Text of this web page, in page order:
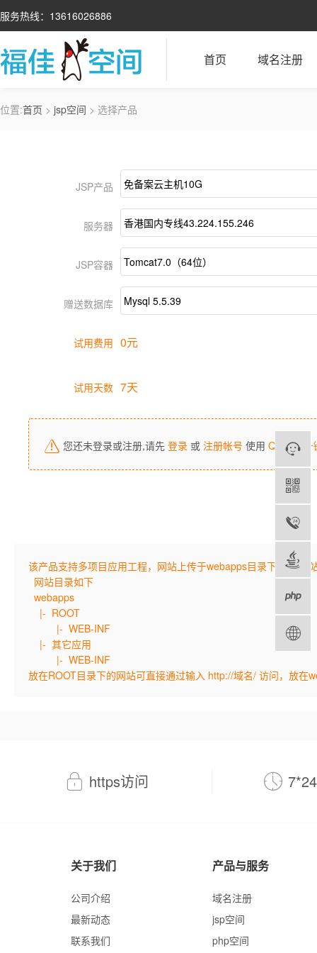
服务热线：13616026886
首页 域名注册
位置:首页 > jsp空间 > 选择产品
JSP产品
服务器
JSP容器
赠送数据库
试用费用 0元
试用天数 7天
您还未登录或注册,请先 登录 或 注册帐号 使用 QQ帐号一
该产品支持多项目应用工程，网站上传于webapps目录下,默认网
网站目录如下
webapps
|- ROOT
|- WEB-INF
|- 其它应用
|- WEB-INF
放在ROOT目录下的网站可直接通过输入 http://域名/ 访问，放
https访问
关于我们
公司介绍
最新动态
联系我们
产品与服务
域名注册
jsp空间
php空间